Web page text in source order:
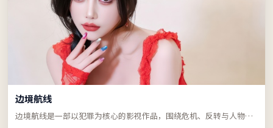
边境航线
边境航线是一部以犯罪为核心的影视作品，围绕危机、反转与人物成